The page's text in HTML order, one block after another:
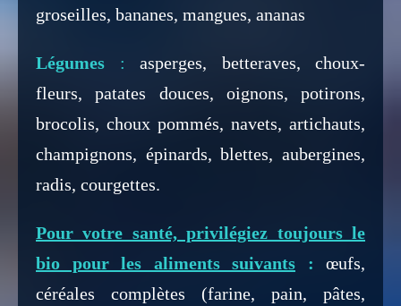
groseilles, bananes, mangues, ananas
Légumes : asperges, betteraves, choux-
fleurs, patates douces, oignons, potirons,
brocolis, choux pommés, navets, artichauts,
champignons, épinards, blettes, aubergines,
radis, courgettes.
Pour votre santé, privilégiez toujours le
bio pour les aliments suivants :
œufs,
céréales complètes (farine, pain, pâtes,